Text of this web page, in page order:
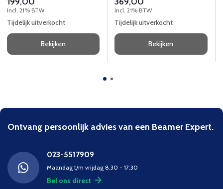
Incl. 21% BTW
Tijdelijk uitverkocht
Bekijken
Incl. 21% BTW
Tijdelijk uitverkocht
Bekijken
Ontvang persoonlijk advies van een Beamer Expert.
023-5517909
Maandag t/m vrijdag 8.30 - 17:30
Bel ons direct